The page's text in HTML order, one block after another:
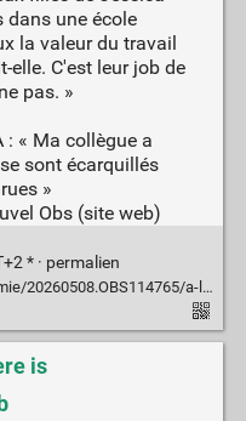
: « Ma collègue a
sont écarquillés
»
Obs (site web)
* · permalien
l-intelligence-artificielle-a-remplace-les-enseignants.html
is